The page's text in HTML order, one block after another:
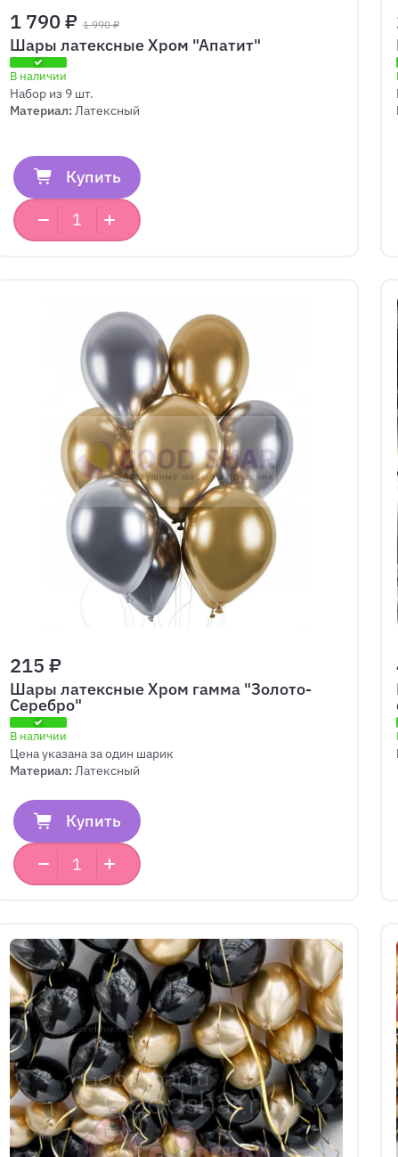
1 790 ₽ 1 990 ₽
Шары латексные Хром "Апатит"
В наличии
Набор из 9 шт.
Материал: Латексный
Купить
215 ₽
Шары латексные Хром гамма "Золото-
Серебро"
В наличии
Цена указана за один шарик
Материал: Латексный
Купить